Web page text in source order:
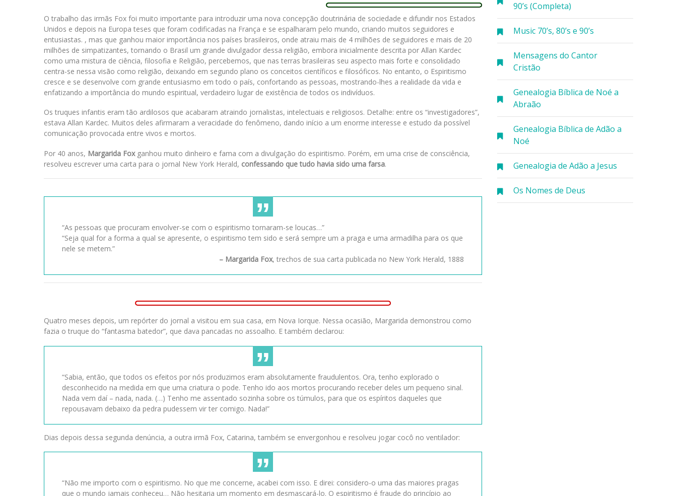
90’s (Completa)
Music 70’s, 80’s e 90’s
Mensagens do Cantor
Cristão
Genealogia Bíblica de Noé a
Abraão
Genealogia Bíblica de Adão a
Noé
Genealogia de Adão a Jesus
Os Nomes de Deus
O trabalho das irmãs Fox foi muito importante para introduzir uma nova concepção doutrinária de sociedade e difundir nos Estados
Unidos e depois na Europa teses que foram codificadas na França e se espalharam pelo mundo, criando muitos seguidores e
entusiastas. , mas que ganhou maior importância nos países brasileiros, onde atraiu mais de 4 milhões de seguidores e mais de 20
milhões de simpatizantes, tornando o Brasil um grande divulgador dessa religião, embora inicialmente descrita por Allan Kardec
como uma mistura de ciência, filosofia e Religião, percebemos, que nas terras brasileiras seu aspecto mais forte e consolidado
centra-se nessa visão como religião, deixando em segundo plano os conceitos científicos e filosóficos. No entanto, o Espiritismo
cresce e se desenvolve com grande entusiasmo em todo o país, confortando as pessoas, mostrando-lhes a realidade da vida e
enfatizando a importância do mundo espiritual, verdadeiro lugar de existência de todos os indivíduos.
Os truques infantis eram tão ardilosos que acabaram atraindo jornalistas, intelectuais e religiosos. Detalhe: entre os “investigadores”,
estava Allan Kardec. Muitos deles afirmaram a veracidade do fenômeno, dando início a um enorme interesse e estudo da possível
comunicação provocada entre vivos e mortos.
Por 40 anos, Margarida Foxganhou muito dinheiro e fama com a divulgação do espiritismo. Porém, em uma crise de consciência,
resolveu escrever uma carta para o jornal New York Herald, confessando que tudo havia sido uma farsa.
“As pessoas que procuram envolver-se com o espiritismo tornaram-se loucas…”
“Seja qual for a forma a qual se apresente, o espiritismo tem sido e será sempre um a praga e uma armadilha para os que
nele se metem.”
– Margarida Fox, trechos de sua carta publicada no New York Herald, 1888
Quatro meses depois, um repórter do jornal a visitou em sua casa, em Nova Iorque. Nessa ocasião, Margarida demonstrou como
fazia o truque do “fantasma batedor”, que dava pancadas no assoalho. E também declarou:
“Sabia, então, que todos os efeitos por nós produzimos eram absolutamente fraudulentos. Ora, tenho explorado o
desconhecido na medida em que uma criatura o pode. Tenho ido aos mortos procurando receber deles um pequeno sinal.
Nada vem daí – nada, nada. (…) Tenho me assentado sozinha sobre os túmulos, para que os espíritos daqueles que
repousavam debaixo da pedra pudessem vir ter comigo. Nada!”
Dias depois dessa segunda denúncia, a outra irmã Fox, Catarina, também se envergonhou e resolveu jogar cocô no ventilador:
“Não me importo com o espiritismo. No que me concerne, acabei com isso. E direi: considero-o uma das maiores pragas
que o mundo jamais conheceu… Não hesitaria um momento em desmascará-lo. O espiritismo é fraude do princípio ao